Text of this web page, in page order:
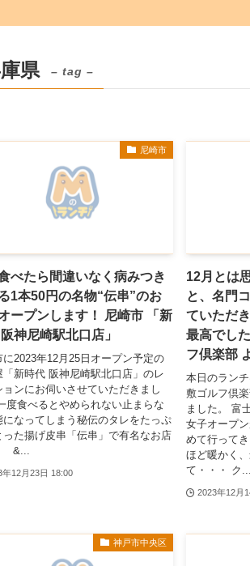
県 – tag –
尼崎市
べたら間違いなく病みつき
1本50円の名物“伝串”のお
ープンします！ 尼崎市 「新
神尼崎駅北口店」
に2023年12月25日オープン予定の
「新時代 阪神尼崎駅北口店」のレ
ョンにお伺いさせていただきまし
度食べるとやめられない止まらな
になってしまう秘伝のタレをたっぷ
った揚げ皮串「伝串」で有名なお店
&...
年12月23日 18:00
12月とは
と、名門
ていただ
最高でし
フ倶楽部
本日のラン
敷ゴルフ倶
ました。 富
女子オープ
めて行って
ほど暖かく
て・・・ ク
2023年12月
神戸市中央区